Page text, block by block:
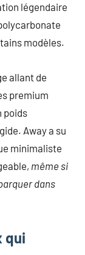
légendaire
modèles.
allant de
premium
poids
Away a su
minimaliste
même si
dans
qui